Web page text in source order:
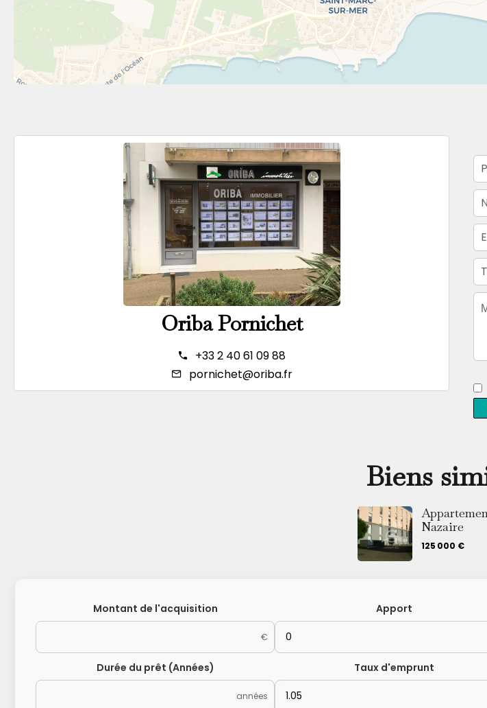
Oriba Pornichet
+33 2 40 61 09 88
pornichet@oriba.fr
Biens
Nazaire
125 000 €
Montant de l'acquisition
€
Apport
Durée du prêt (Années)
années
Taux d'emprunt